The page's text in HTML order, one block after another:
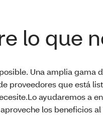
lo que
Una amplia gama
proveedores que está
ayudaremos a
los beneficios